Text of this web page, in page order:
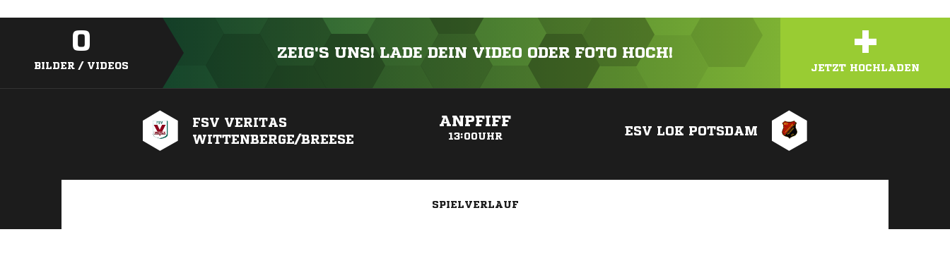
0
BILDER / VIDEOS
ZEIG'S UNS! LADE DEIN VIDEO ODER FOTO HOCH! +
JETZT HOCHLADEN
FSV VERITAS
WITTENBERGE/BREESE
ANPFIFF
13:00UHR ESV LOK POTSDAM
SPIELVERLAUF